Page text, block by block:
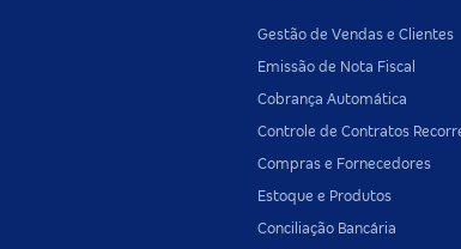
Gestão de Vendas e Clientes
Emissão de Nota Fiscal
Cobrança Automática
Controle de Contratos
Compras e Fornecedores
Estoque e Produtos
Conciliação Bancária